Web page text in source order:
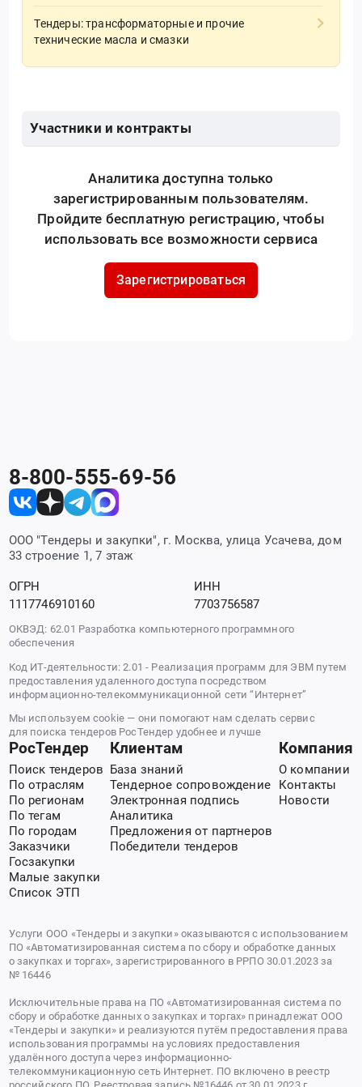
Тендеры: трансформаторные и прочие
технические масла и смазки
Участники и контракты
Аналитика доступна только
зарегистрированным пользователям.
Пройдите бесплатную регистрацию, чтобы
использовать все возможности сервиса
Зарегистрироваться
8-800-555-69-56
ООО "Тендеры и закупки", г. Москва, улица Усачева, дом
33 строение 1, 7 этаж
ОГРН
1117746910160
ИНН
7703756587
ОКВЭД: 62.01 Разработка компьютерного программного
обеспечения
Код ИТ-деятельности: 2.01 - Реализация программ для ЭВМ путем
предоставления удаленного доступа посредством
информационно-телекоммуникационной сети “Интернет”
Мы используем cookie — они помогают нам сделать сервис
для поиска тендеров РосТендер удобнее и лучше
РосТендер
Поиск тендеров
По отраслям
По регионам
По тегам
По городам
Заказчики
Госзакупки
Малые закупки
Список ЭТП
Клиентам
База знаний
Тендерное сопровождение
Электронная подпись
Аналитика
Предложения от партнеров
Победители тендеров
Компания
О компании
Контакты
Новости
Услуги ООО «Тендеры и закупки» оказываются с использованием
ПО «Автоматизированная система по сбору и обработке данных
о закупках и торгах», зарегистрированного в РРПО 30.01.2023 за
№ 16446
Исключительные права на ПО «Автоматизированная система по
сбору и обработке данных о закупках и торгах» принадлежат ООО
«Тендеры и закупки» и реализуются путём предоставления права
использования программы на условиях предоставления
удалённого доступа через информационно-
телекоммуникационную сеть Интернет. ПО включено в реестр